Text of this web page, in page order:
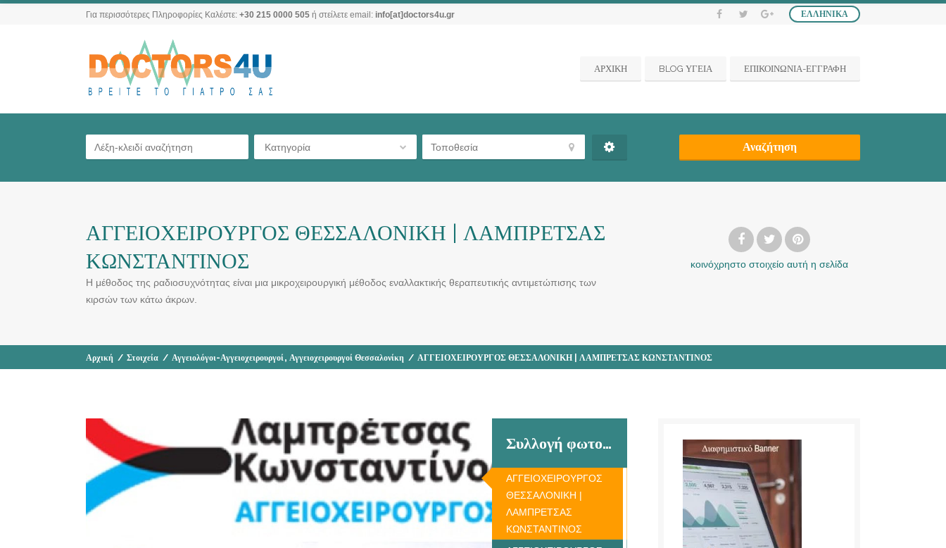
ΕΛΛΗΝΙΚΆ
Για περισσότερες Πληροφορίες Καλέστε: +30 215 0000 505 ή στείλετε email: info[at]doctors4u.gr
ΑΡΧΙΚΗ BLOG ΥΓΕΙΑ ΕΠΙΚΟΙΝΩΝΙΑ-ΕΓΓΡΑΦΗ
Κατηγορία Αναζήτηση
ΑΓΓΕΙΟΧΕΙΡΟΥΡΓΟΣ ΘΕΣΣΑΛΟΝΙΚΗ | ΛΑΜΠΡΕΤΣΑΣ
ΚΩΝΣΤΑΝΤΙΝΟΣ
Η μέθοδος της ραδιοσυχνότητας είναι μια μικροχειρουργική μέθοδος εναλλακτικής θεραπευτικής αντιμετώπισης των
κιρσών των κάτω άκρων.
κοινόχρηστο στοιχείο αυτή η σελίδα
Αρχική / Στοιχεία / Αγγειολόγοι-Αγγειοχειρουργοί, Αγγειοχειρουργοί Θεσσαλονίκη / ΑΓΓΕΙΟΧΕΙΡΟΥΡΓΟΣ ΘΕΣΣΑΛΟΝΙΚΗ | ΛΑΜΠΡΕΤΣΑΣ ΚΩΝΣΤΑΝΤΙΝΟΣ
Συλλογή φωτογραφιών
ΑΓΓΕΙΟΧΕΙΡΟΥΡΓΟΣ
ΘΕΣΣΑΛΟΝΙΚΗ |
ΛΑΜΠΡΕΤΣΑΣ
ΚΩΝΣΤΑΝΤΙΝΟΣ